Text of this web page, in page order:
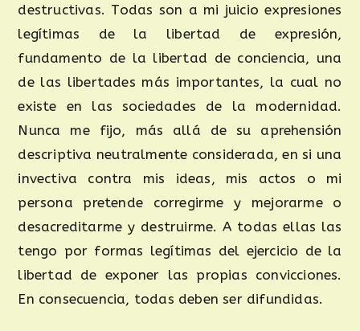
destructivas. Todas son a mi juicio expresiones
legítimas de la libertad de expresión,
fundamento de la libertad de conciencia, una
de las libertades más importantes, la cual no
existe en las sociedades de la modernidad.
Nunca me fijo, más allá de su aprehensión
descriptiva neutralmente considerada, en si una
invectiva contra mis ideas, mis actos o mi
persona pretende corregirme y mejorarme o
desacreditarme y destruirme. A todas ellas las
tengo por formas legítimas del ejercicio de la
libertad de exponer las propias convicciones.
En consecuencia, todas deben ser difundidas.